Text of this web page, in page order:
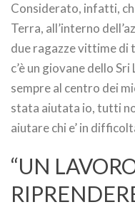
Considerato, infatti,
Terra, all’interno
due ragazze vittime di
c’è un giovane dello Sri
sempre al centro dei
stata aiutata io, tutti
aiutare chi e’ in
“UN